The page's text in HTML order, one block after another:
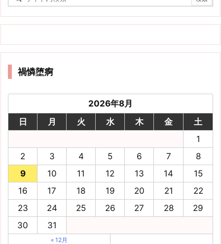
禍憐堕痾
2026年8月
日
月 火 水 木 金
土
1
2
3 4 5 6 7
8
9
10 11 12 13 14
15
16
17 18 19 20 21
22
23
24 25 26 27 28
29
30
31
« 12月